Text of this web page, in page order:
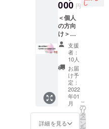
きしま
す。業
績アッ
プのた
めには
まずは
家庭か
ら！（5
社様ま
で） 詳
細は本
文中の
リター
ン紹介
の項目
をご覧
スメー
ル、メ
ルマガ
772b7c
8e7726
399e5f
600568
641f.pd
f） を1
冊お届
けする
他、お
話会～
これか
らの子
育てを
考えよ
う～へ
の参加
000 円 し
＜個人
の方向
け＞永
井佐千
子がお
伝えし
ている
「心の
木メ
ソッ
ド」を2
時間、
マン
ツーマ
支援
者：
10人
お届
け予
定：
2022
年01
月
詳細を見る
こ
の
リ
タ
ー
ン
を